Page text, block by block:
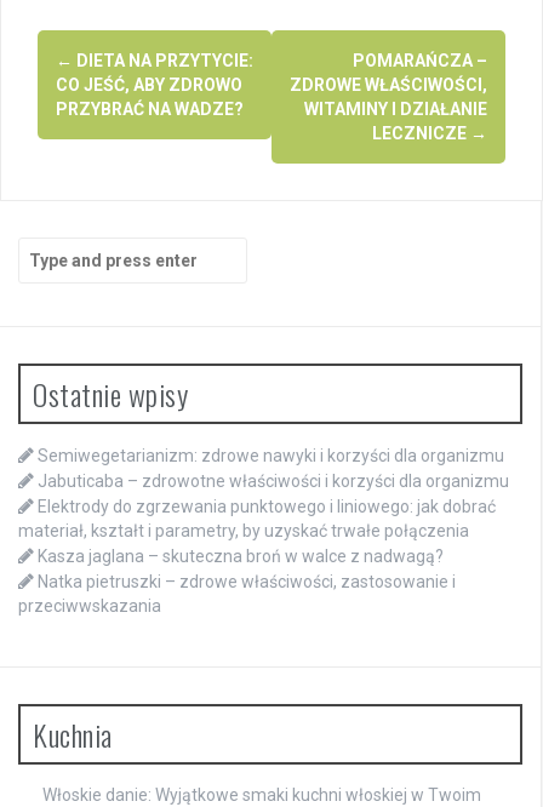
Post
navigation
← DIETA NA PRZYTYCIE:
CO JEŚĆ, ABY ZDROWO
PRZYBRAĆ NA WADZE?
POMARAŃCZA –
ZDROWE WŁAŚCIWOŚCI,
WITAMINY I DZIAŁANIE
LECZNICZE →
for:
Ostatnie wpisy
Semiwegetarianizm: zdrowe nawyki i korzyści dla organizmu
Jabuticaba – zdrowotne właściwości i korzyści dla organizmu
Elektrody do zgrzewania punktowego i liniowego: jak dobrać
materiał, kształt i parametry, by uzyskać trwałe połączenia
Kasza jaglana – skuteczna broń w walce z nadwagą?
Natka pietruszki – zdrowe właściwości, zastosowanie i
przeciwwskazania
Kuchnia
Włoskie danie: Wyjątkowe smaki kuchni włoskiej w Twoim